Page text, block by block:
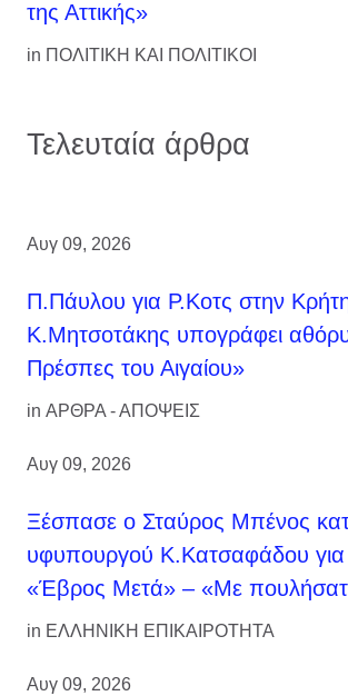
της Αττικής»
in ΠΟΛΙΤΙΚΗ ΚΑΙ ΠΟΛΙΤΙΚΟΙ
Τελευταία άρθρα
Αυγ 09, 2026
Π.Πάυλου για Ρ.Κοτς στην
Κ.Μητσοτάκης υπογράφει
Πρέσπες του Αιγαίου»
in ΑΡΘΡΑ - ΑΠΟΨΕΙΣ
Αυγ 09, 2026
Ξέσπασε ο Σταύρος Μπένος
υφυπουργού Κ.Κατσαφάδου για
«Έβρος Μετά» – «Με
in ΕΛΛΗΝΙΚΗ ΕΠΙΚΑΙΡΟΤΗΤΑ
Αυγ 09, 2026